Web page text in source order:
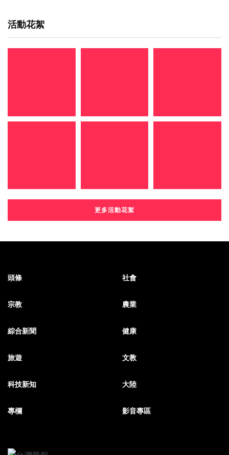
活動花絮
更多活動花絮
頭條 社會
宗教 農業
綜合新聞 健康
旅遊 文教
科技新知 大陸
專欄 影音專區